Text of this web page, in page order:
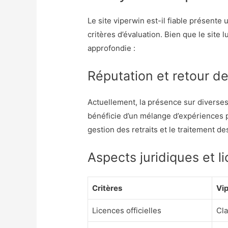
Le site viperwin est-il fiable présente
critères d’évaluation. Bien que le
approfondie :
Réputation et retour
Actuellement, la présence sur
bénéficie d’un mélange
gestion des retraits et le traitement
Aspects juridiques et
Critères
Licences officielles